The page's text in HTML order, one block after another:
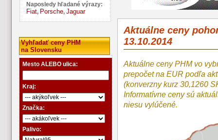
Naposledy hľadané výrazy:
Fiat, Porsche, Jaguar
Vyhľadať ceny PHM
na Slovensku
Mesto ALEBO ulica:
Kraj:
Značka:
Palivo:
Aktuálne ceny
13.10.2014
Aktuálne ceny PHM vo
prepočet na EUR podľa
(konverzny kurz 30,1260
Informatívne ceny sú
niesu vylúčené.